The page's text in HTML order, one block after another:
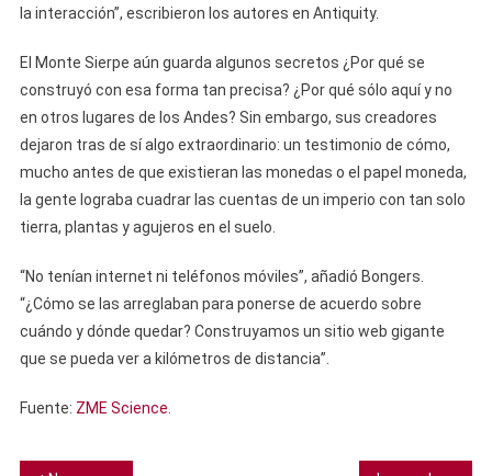
la interacción”, escribieron los autores en Antiquity.
El Monte Sierpe aún guarda algunos secretos ¿Por qué se
construyó con esa forma tan precisa? ¿Por qué sólo aquí y no
en otros lugares de los Andes? Sin embargo, sus creadores
dejaron tras de sí algo extraordinario: un testimonio de cómo,
mucho antes de que existieran las monedas o el papel moneda,
la gente lograba cuadrar las cuentas de un imperio con tan solo
tierra, plantas y agujeros en el suelo.
“No tenían internet ni teléfonos móviles”, añadió Bongers.
“¿Cómo se las arreglaban para ponerse de acuerdo sobre
cuándo y dónde quedar? Construyamos un sitio web gigante
que se pueda ver a kilómetros de distancia”.
Fuente: ZME Science